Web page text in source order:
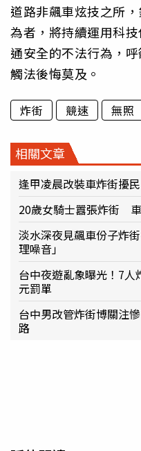
道路非飆車炫技之所
為者，將持續運用科
通安全的不法行為，
觸法後悔莫及。
炸街 競速 無照
相關文章
逢甲凌晨改裝車炸街擾
20歲女騎士囂張炸街
淡水深夜見飆車份子炸
理噪音」
台中夜遊亂象曝光！7
元罰單
台中男改管炸街博關注
路